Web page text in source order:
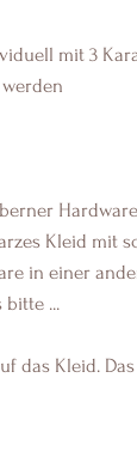
mit 3
Kleid mit
in einer
bitte ...
das Kleid.